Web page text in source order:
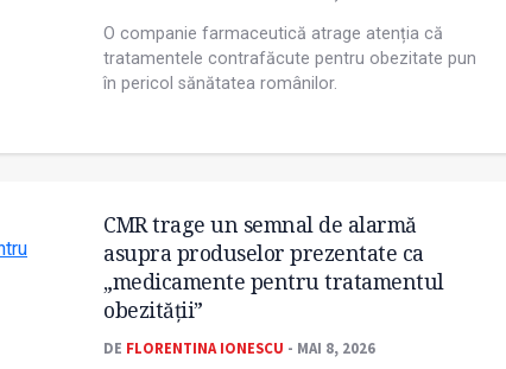
O companie farmaceutică atrage atenția că
tratamentele contrafăcute pentru obezitate pun
în pericol sănătatea românilor.
CMR trage un semnal de alarmă
asupra produselor prezentate ca
„medicamente pentru tratamentul
obezității”
DE FLORENTINA IONESCU - MAI 8, 2026